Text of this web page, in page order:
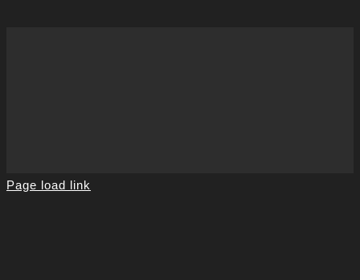
Page load link